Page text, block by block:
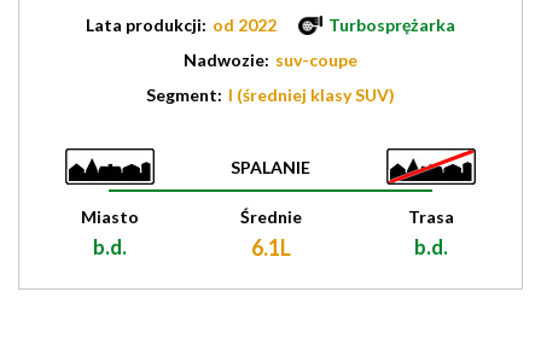
Lata produkcji: od 2022
Turbosprężarka
Nadwozie: suv-coupe
Segment: I (średniej klasy SUV)
SPALANIE
Miasto
b.d.
Średnie
6.1L
Trasa
b.d.